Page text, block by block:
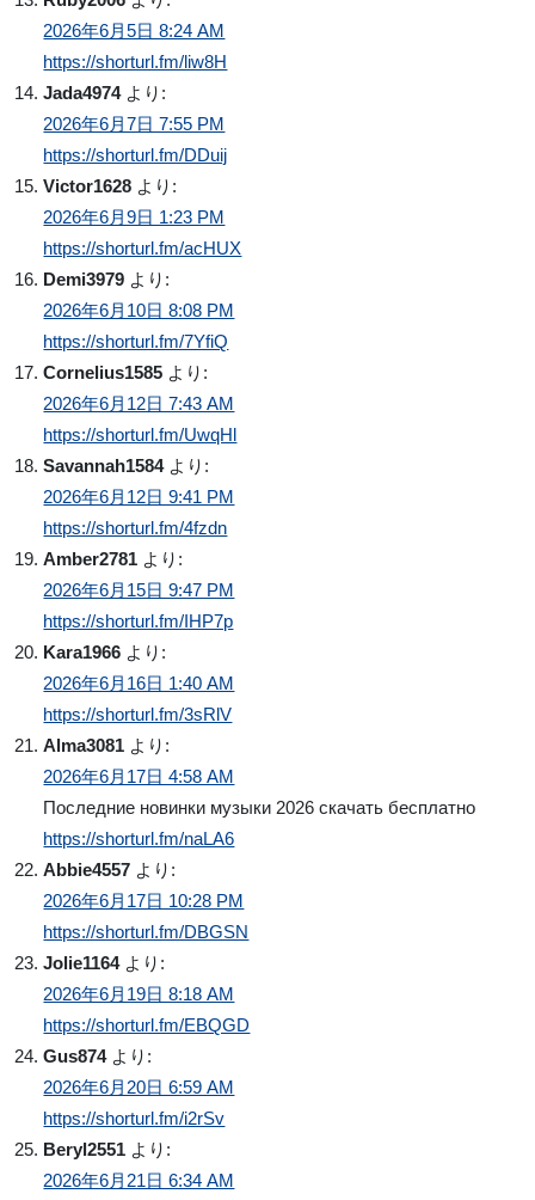
2026年6月5日 8:24 AM
https://shorturl.fm/liw8H
Jada4974 より:
2026年6月7日 7:55 PM
https://shorturl.fm/DDuij
Victor1628 より:
2026年6月9日 1:23 PM
https://shorturl.fm/acHUX
Demi3979 より:
2026年6月10日 8:08 PM
https://shorturl.fm/7YfiQ
Cornelius1585 より:
2026年6月12日 7:43 AM
https://shorturl.fm/UwqHl
Savannah1584 より:
2026年6月12日 9:41 PM
https://shorturl.fm/4fzdn
Amber2781 より:
2026年6月15日 9:47 PM
https://shorturl.fm/IHP7p
Kara1966 より:
2026年6月16日 1:40 AM
https://shorturl.fm/3sRlV
Alma3081 より:
2026年6月17日 4:58 AM
Последние новинки музыки 2026 скачать бесплатно
https://shorturl.fm/naLA6
Abbie4557 より:
2026年6月17日 10:28 PM
https://shorturl.fm/DBGSN
Jolie1164 より:
2026年6月19日 8:18 AM
https://shorturl.fm/EBQGD
Gus874 より:
2026年6月20日 6:59 AM
https://shorturl.fm/i2rSv
Beryl2551 より:
2026年6月21日 6:34 AM